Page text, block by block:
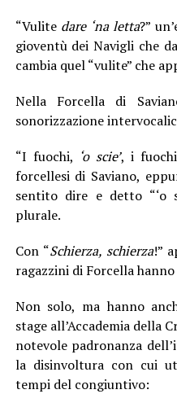
“Vulite dare ‘na letta?”
gioventù dei Navigli che
cambia quel “vulite” che
Nella Forcella di
sonorizzazione
“I fuochi, ‘o scie’, i
forcellesi di Saviano,
sentito dire e detto “‘o
plurale.
Con “Schierza, schierza!”
ragazzini di Forcella
Non solo, ma hanno
stage all’Accademia della
notevole padronanza
la disinvoltura con cui
tempi del congiuntivo: